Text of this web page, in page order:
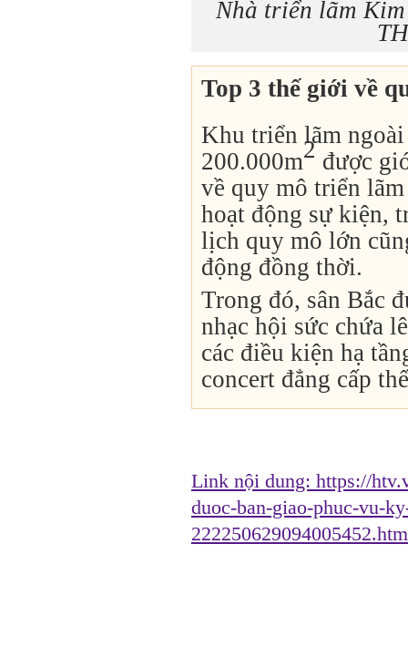
Nhà triển lãm
Top 3 thế giới về
Khu triển lãm
200.000m2 được
về quy mô triển
hoạt động sự kiện,
lịch quy mô lớn
động đồng thời.
Trong đó, sân Bắc
nhạc hội sức chứa
các điều kiện hạ
concert đẳng cấp
Link nội dung: https://
duoc-ban-giao-phuc-vu-
222250629094005452.htm